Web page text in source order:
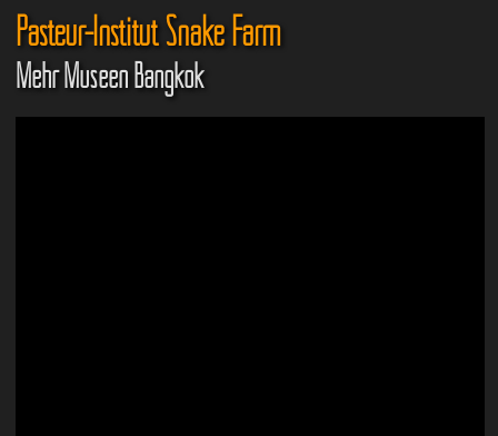
Pasteur-Institut Snake Farm
Mehr Museen Bangkok